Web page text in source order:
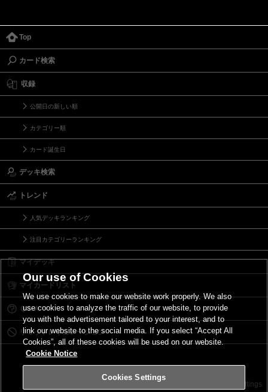
Top
カード検索
収録
公開日の新しい順
カテゴリー順
カード誕生日
デッキ検索
トレンド
人気デッキランキング
注目カテゴリーランキング
マイデッキ
マイカードリスト
Ｑ＆Ａ
リミットレギュレーション
サイトポリシー Cookies Settings
Our use of Cookies
We use cookies to make our website work properly. We also
use cookies to analyze the traffic of our website, to provide
you with the advertisement tailored to your interest, and to
link our website to the social media. If you select “Accept All
Cookies”, all of these cookies will be used on our website.
Cookie Notice
Cookies Settings